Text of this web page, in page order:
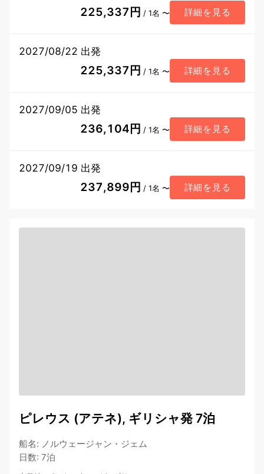
225,337円 / 1名 〜 詳細を見る
2027/08/22 出発
225,337円 / 1名 〜 詳細を見る
2027/09/05 出発
236,104円 / 1名 〜 詳細を見る
2027/09/19 出発
237,899円 / 1名 〜 詳細を見る
ピレウス (アテネ), ギリシャ発 7泊
船名: ノルウェージャン・ジェム
日数: 7泊